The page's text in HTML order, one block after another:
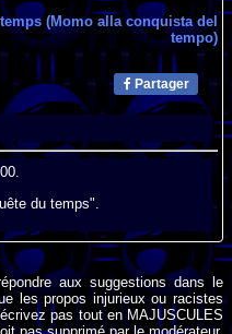
(Momo alla conquista del
tempo)
Partager
du temps".
aux suggestions dans le
les propos injurieux ou racistes
pas tout en MAJUSCULES